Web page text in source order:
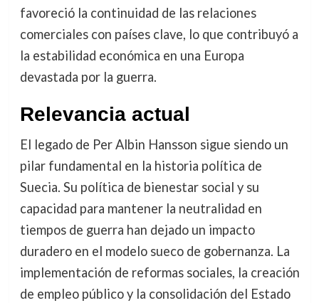
favoreció la continuidad de las relaciones
comerciales con países clave, lo que contribuyó a
la estabilidad económica en una Europa
devastada por la guerra.
Relevancia actual
El legado de Per Albin Hansson sigue siendo un
pilar fundamental en la historia política de
Suecia. Su política de bienestar social y su
capacidad para mantener la neutralidad en
tiempos de guerra han dejado un impacto
duradero en el modelo sueco de gobernanza. La
implementación de reformas sociales, la creación
de empleo público y la consolidación del Estado